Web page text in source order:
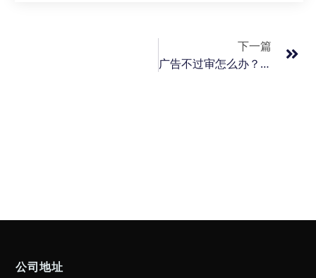
下一篇
广告不过审怎么办？广告审核小技巧
公司地址